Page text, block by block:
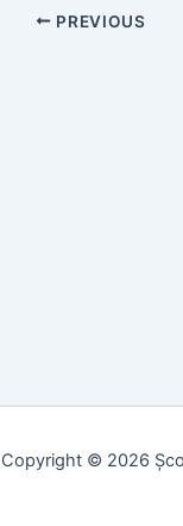
PREVIOUS
Copyright © 2026